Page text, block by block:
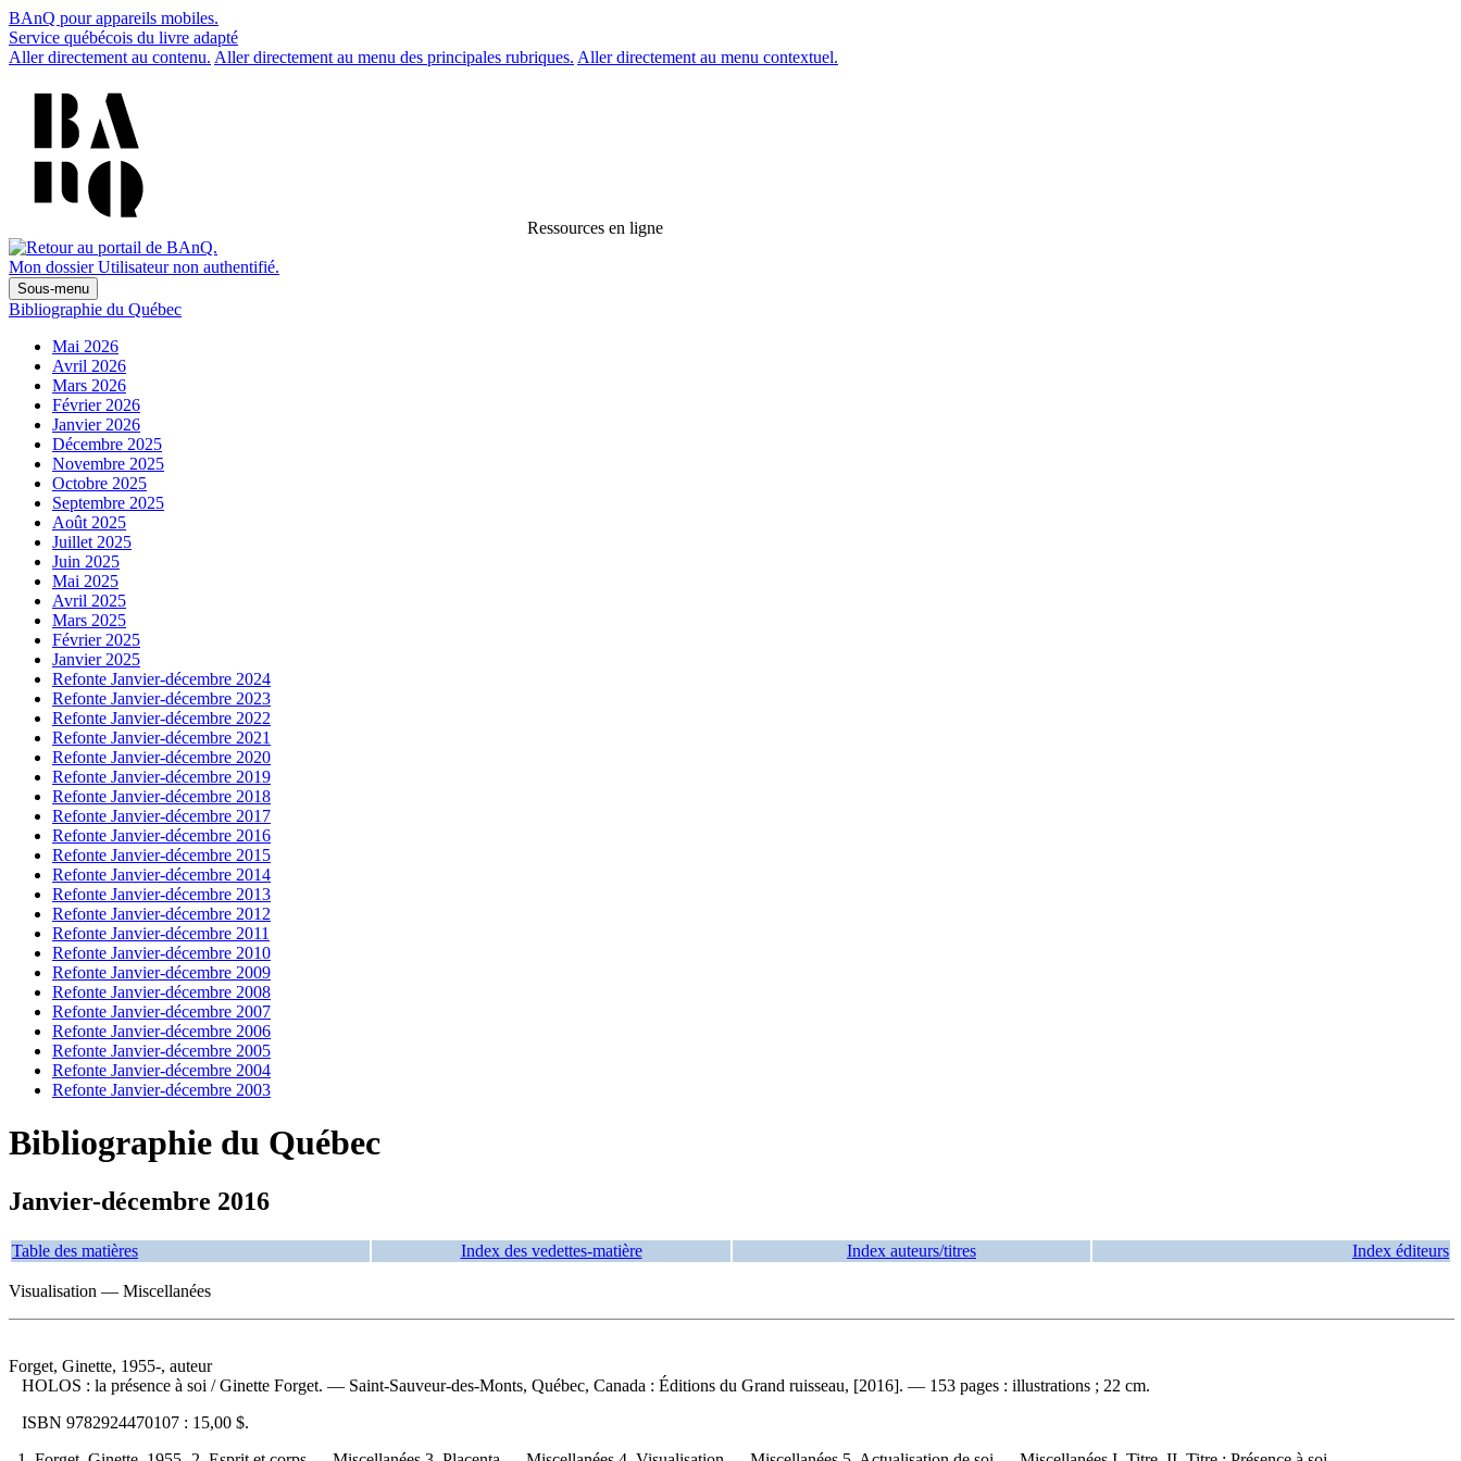
BAnQ pour appareils mobiles.
Service québécois du livre adapté
Aller directement au contenu. Aller directement au menu des principales rubriques. Aller directement au menu contextuel.
Ressources en ligne
Mon dossier Utilisateur non authentifié.
Sous-menu
Bibliographie du Québec
Mai 2026
Avril 2026
Mars 2026
Février 2026
Janvier 2026
Décembre 2025
Novembre 2025
Octobre 2025
Septembre 2025
Août 2025
Juillet 2025
Juin 2025
Mai 2025
Avril 2025
Mars 2025
Février 2025
Janvier 2025
Refonte Janvier-décembre 2024
Refonte Janvier-décembre 2023
Refonte Janvier-décembre 2022
Refonte Janvier-décembre 2021
Refonte Janvier-décembre 2020
Refonte Janvier-décembre 2019
Refonte Janvier-décembre 2018
Refonte Janvier-décembre 2017
Refonte Janvier-décembre 2016
Refonte Janvier-décembre 2015
Refonte Janvier-décembre 2014
Refonte Janvier-décembre 2013
Refonte Janvier-décembre 2012
Refonte Janvier-décembre 2011
Refonte Janvier-décembre 2010
Refonte Janvier-décembre 2009
Refonte Janvier-décembre 2008
Refonte Janvier-décembre 2007
Refonte Janvier-décembre 2006
Refonte Janvier-décembre 2005
Refonte Janvier-décembre 2004
Refonte Janvier-décembre 2003
Bibliographie du Québec
Janvier-décembre 2016
Table des matières Index des vedettes-matière Index auteurs/titres Index éditeurs
Visualisation — Miscellanées
Forget, Ginette, 1955-, auteur
HOLOS : la présence à soi / Ginette Forget. — Saint-Sauveur-des-Monts, Québec, Canada : Éditions du Grand ruisseau, [2016]. — 153 pages : illustrations ; 22 cm.
ISBN 9782924470107 : 15,00 $.